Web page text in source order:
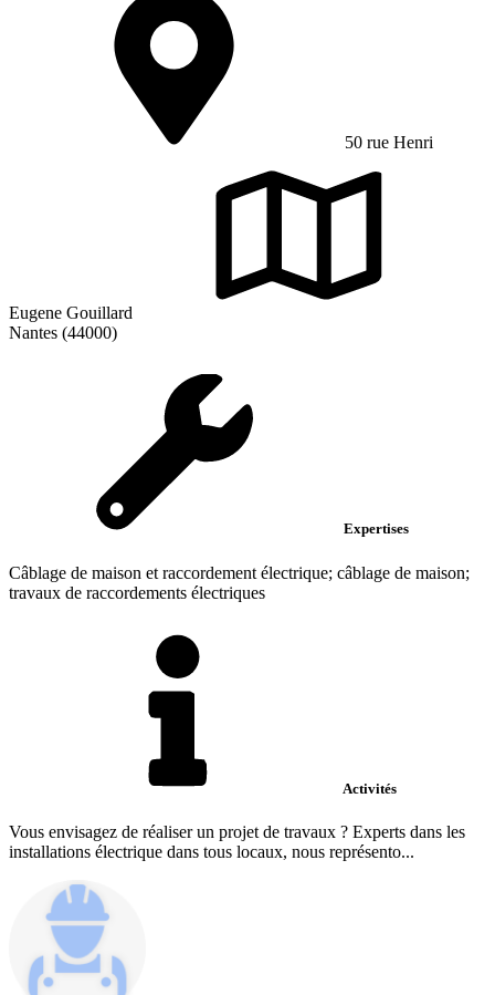
50 rue Henri
Eugene Gouillard
Nantes (44000)
Expertises
Câblage de maison et raccordement électrique; câblage de maison;
travaux de raccordements électriques
Activités
Vous envisagez de réaliser un projet de travaux ? Experts dans les
installations électrique dans tous locaux, nous représento...